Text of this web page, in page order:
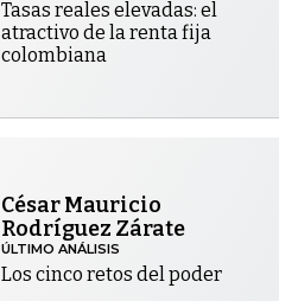
Tasas reales elevadas: el
atractivo de la renta fija
colombiana
César Mauricio
Rodríguez Zárate
ÚLTIMO ANÁLISIS
Los cinco retos del poder